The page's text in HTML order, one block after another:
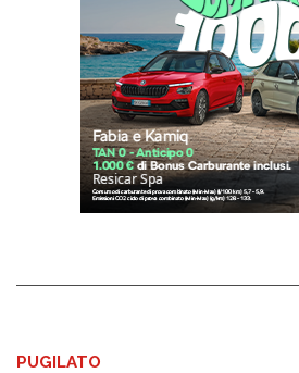
PUGILATO